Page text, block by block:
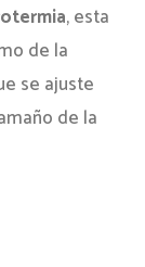
, esta
de la
se ajuste
de la